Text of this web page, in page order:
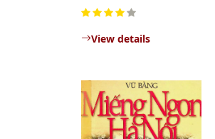
View details